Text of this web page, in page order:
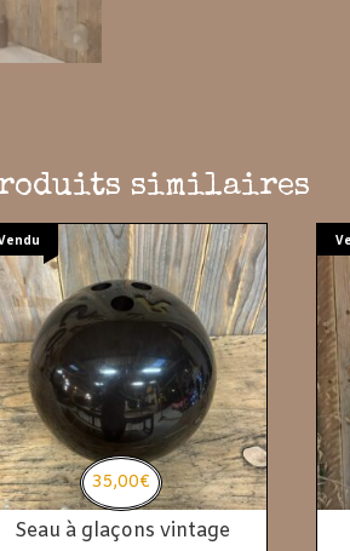
similaires
Seau à glaçons vintage
35,00€